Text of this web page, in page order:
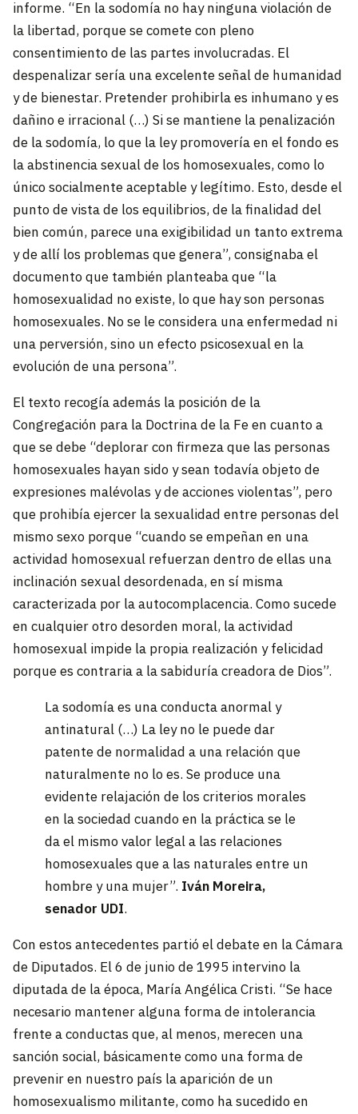
informe. “En la sodomía no hay ninguna violación de
la libertad, porque se comete con pleno
consentimiento de las partes involucradas. El
despenalizar sería una excelente señal de humanidad
y de bienestar. Pretender prohibirla es inhumano y es
dañino e irracional (…) Si se mantiene la penalización
de la sodomía, lo que la ley promovería en el fondo es
la abstinencia sexual de los homosexuales, como lo
único socialmente aceptable y legítimo. Esto, desde el
punto de vista de los equilibrios, de la finalidad del
bien común, parece una exigibilidad un tanto extrema
y de allí los problemas que genera”, consignaba el
documento que también planteaba que “la
homosexualidad no existe, lo que hay son personas
homosexuales. No se le considera una enfermedad ni
una perversión, sino un efecto psicosexual en la
evolución de una persona”.
El texto recogía además la posición de la
Congregación para la Doctrina de la Fe en cuanto a
que se debe “deplorar con firmeza que las personas
homosexuales hayan sido y sean todavía objeto de
expresiones malévolas y de acciones violentas”, pero
que prohibía ejercer la sexualidad entre personas del
mismo sexo porque “cuando se empeñan en una
actividad homosexual refuerzan dentro de ellas una
inclinación sexual desordenada, en sí misma
caracterizada por la autocomplacencia. Como sucede
en cualquier otro desorden moral, la actividad
homosexual impide la propia realización y felicidad
porque es contraria a la sabiduría creadora de Dios”.
La sodomía es una conducta anormal y
antinatural (…) La ley no le puede dar
patente de normalidad a una relación que
naturalmente no lo es. Se produce una
evidente relajación de los criterios morales
en la sociedad cuando en la práctica se le
da el mismo valor legal a las relaciones
homosexuales que a las naturales entre un
hombre y una mujer”. Iván Moreira,
senador UDI.
Con estos antecedentes partió el debate en la Cámara
de Diputados. El 6 de junio de 1995 intervino la
diputada de la época, María Angélica Cristi. “Se hace
necesario mantener alguna forma de intolerancia
frente a conductas que, al menos, merecen una
sanción social, básicamente como una forma de
prevenir en nuestro país la aparición de un
homosexualismo militante, como ha sucedido en